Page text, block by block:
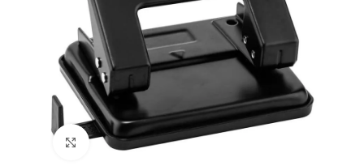
Büyütmek için tıklayın